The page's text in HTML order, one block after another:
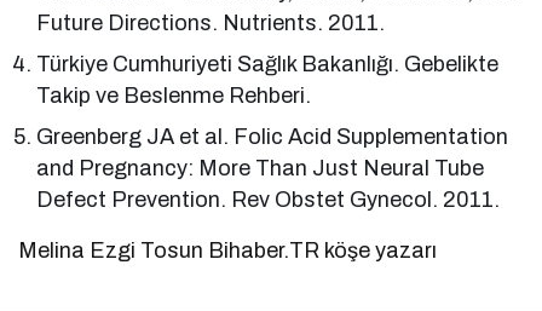
Future Directions. Nutrients. 2011.
Türkiye Cumhuriyeti Sağlık Bakanlığı. Gebelikte
Takip ve Beslenme Rehberi.
Greenberg JA et al. Folic Acid Supplementation
and Pregnancy: More Than Just Neural Tube
Defect Prevention. Rev Obstet Gynecol. 2011.
Melina Ezgi Tosun Bihaber.TR köşe yazarı